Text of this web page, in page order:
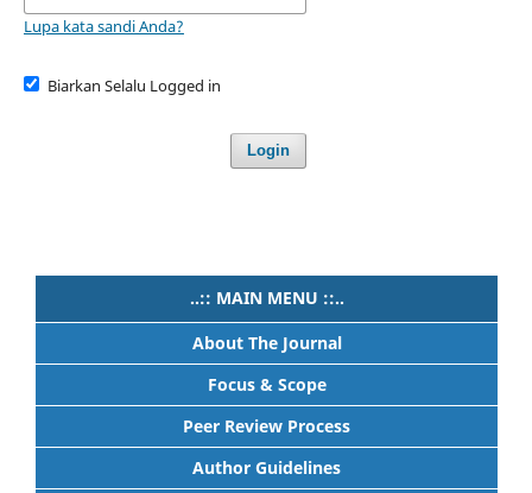
Lupa kata sandi Anda?
Biarkan Selalu Logged in
Login
..:: MAIN MENU ::..
About The Journal
Focus & Scope
Peer Review Process
Author Guidelines